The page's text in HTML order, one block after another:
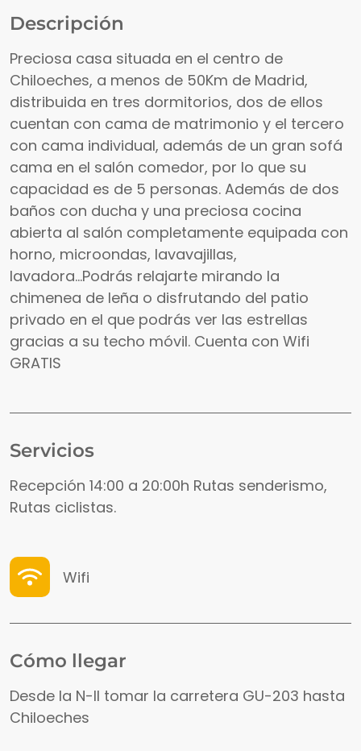
Descripción
Preciosa casa situada en el centro de
Chiloeches, a menos de 50Km de Madrid,
distribuida en tres dormitorios, dos de ellos
cuentan con cama de matrimonio y el tercero
con cama individual, además de un gran sofá
cama en el salón comedor, por lo que su
capacidad es de 5 personas. Además de dos
baños con ducha y una preciosa cocina
abierta al salón completamente equipada con
horno, microondas, lavavajillas,
lavadora...Podrás relajarte mirando la
chimenea de leña o disfrutando del patio
privado en el que podrás ver las estrellas
gracias a su techo móvil. Cuenta con Wifi
GRATIS
Servicios
Recepción 14:00 a 20:00h Rutas senderismo,
Rutas ciclistas.
Wifi
Cómo llegar
Desde la N-II tomar la carretera GU-203 hasta
Chiloeches